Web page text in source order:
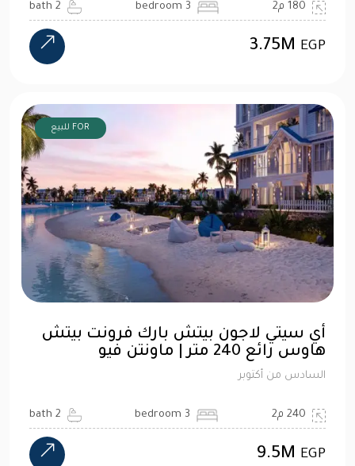
180 م2 3 bedroom
2 bath
3.75M EGP
FOR للبيع
أي سيتي لاجون بيتش بارك فرونت بيتش
هاوس رائع 240 متر | ماونتن فيو
السادس من أكتوبر
240 م2 3 bedroom
2 bath
9.5M EGP